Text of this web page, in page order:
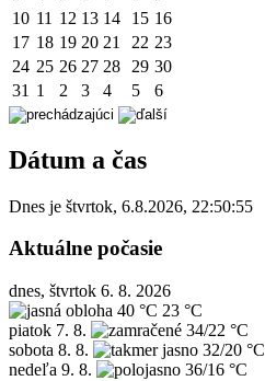
10 11 12 13 14 15 16
17 18 19 20 21 22 23
24 25 26 27 28 29 30
31 1 2 3 4 5 6
Dátum a čas
Dnes je štvrtok, 6.8.2026, 22:50:55
Aktuálne počasie
dnes, štvrtok 6. 8. 2026
40 °C 23 °C
piatok 7. 8.
34/22 °C
sobota 8. 8.
32/20 °C
nedeľa 9. 8. 36/16 °C